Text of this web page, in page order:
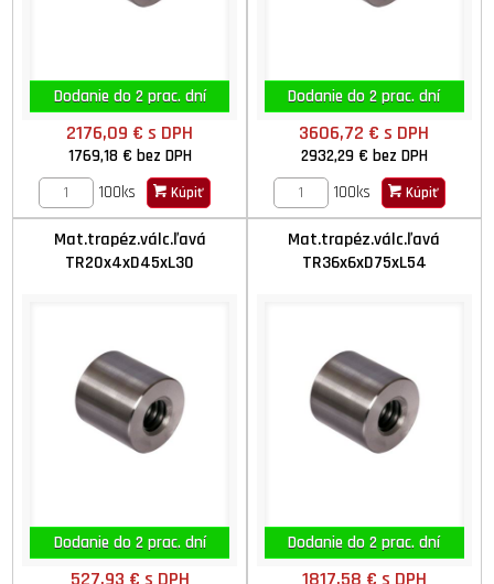
Dodanie do 2 prac. dní
2176,09 €s DPH
1769,18 € bez DPH
100ks
Kúpiť
Dodanie do 2 prac. dní
3606,72 €s DPH
2932,29 € bez DPH
100ks
Kúpiť
Mat.trapéz.válc.ľavá
TR20x4xD45xL30
Dodanie do 2 prac. dní
Mat.trapéz.válc.ľavá
TR36x6xD75xL54
Dodanie do 2 prac. dní